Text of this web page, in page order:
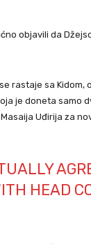
objavili da
rastaje sa Kidom,
je doneta samo
Uđirija za
HEAD